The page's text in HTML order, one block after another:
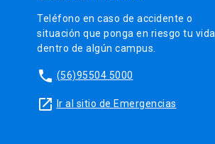
Teléfono en caso de accidente o
situación que ponga en riesgo tu vida
dentro de algún campus.
phone (56)95504 5000
launch Ir al sitio de Emergencias